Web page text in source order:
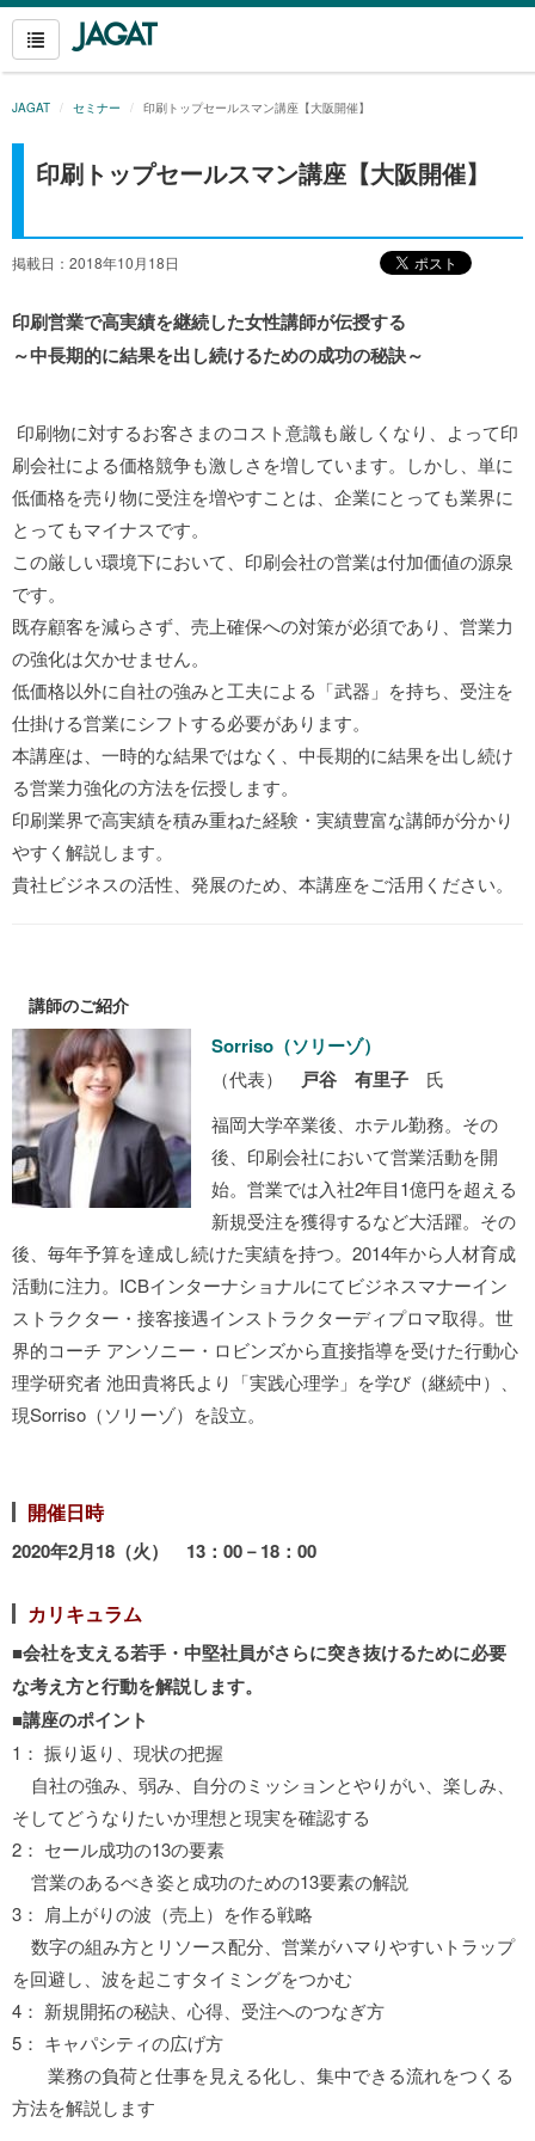
JAGAT セミナー 印刷トップセールスマン講座【大阪開催】
印刷トップセールスマン講座【大阪開催】
掲載日：2018年10月18日
印刷営業で高実績を継続した女性講師が伝授する
～中長期的に結果を出し続けるための成功の秘訣～
印刷物に対するお客さまのコスト意識も厳しくなり、よって印
刷会社による価格競争も激しさを増しています。しかし、単に
低価格を売り物に受注を増やすことは、企業にとっても業界に
とってもマイナスです。
この厳しい環境下において、印刷会社の営業は付加価値の源泉
です。
既存顧客を減らさず、売上確保への対策が必須であり、営業力
の強化は欠かせません。
低価格以外に自社の強みと工夫による「武器」を持ち、受注を
仕掛ける営業にシフトする必要があります。
本講座は、一時的な結果ではなく、中長期的に結果を出し続け
る営業力強化の方法を伝授します。
印刷業界で高実績を積み重ねた経験・実績豊富な講師が分かり
やすく解説します。
貴社ビジネスの活性、発展のため、本講座をご活用ください。
講師のご紹介
Sorriso（ソリーゾ）
（代表） 戸谷 有里子 氏
福岡大学卒業後、ホテル勤務。その
後、印刷会社において営業活動を開
始。営業では入社2年目1億円を超える
新規受注を獲得するなど大活躍。その
後、毎年予算を達成し続けた実績を持つ。2014年から人材育成
活動に注力。ICBインターナショナルにてビジネスマナーイン
ストラクター・接客接遇インストラクターディプロマ取得。世
界的コーチ アンソニー・ロビンズから直接指導を受けた行動心
理学研究者 池田貴将氏より「実践心理学」を学び（継続中）、
現Sorriso（ソリーゾ）を設立。
開催日時
2020年2月18（火） 13：00－18：00
カリキュラム
■会社を支える若手・中堅社員がさらに突き抜けるために必要
な考え方と行動を解説します。
■講座のポイント
1： 振り返り、現状の把握
自社の強み、弱み、自分のミッションとやりがい、楽しみ、
そしてどうなりたいか理想と現実を確認する
2： セール成功の13の要素
営業のあるべき姿と成功のための13要素の解説
3： 肩上がりの波（売上）を作る戦略
数字の組み方とリソース配分、営業がハマりやすいトラップ
を回避し、波を起こすタイミングをつかむ
4： 新規開拓の秘訣、心得、受注へのつなぎ方
5： キャパシティの広げ方
業務の負荷と仕事を見える化し、集中できる流れをつくる
方法を解説します